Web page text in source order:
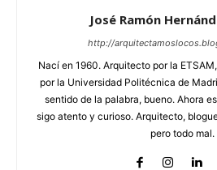
José Ramón
http://
Nací en 1960. Arquitecto por la
por la Universidad Politécnica de
sentido de la palabra, bueno. Ahora
sigo atento y curioso. Arquitecto,
pero todo mal.